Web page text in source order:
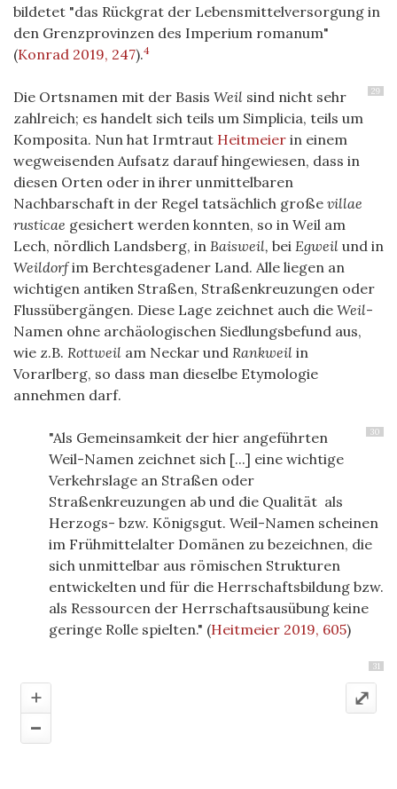
bildetet "das Rückgrat der Lebensmittelversorgung in
den Grenzprovinzen des Imperium romanum"
(Konrad 2019, 247).4
29
Die Ortsnamen mit der Basis Weil sind nicht sehr
zahlreich; es handelt sich teils um Simplicia, teils um
Komposita. Nun hat Irmtraut Heitmeier in einem
wegweisenden Aufsatz darauf hingewiesen, dass in
diesen Orten oder in ihrer unmittelbaren
Nachbarschaft in der Regel tatsächlich große villae
rusticae gesichert werden konnten, so in Weil am
Lech, nördlich Landsberg, in Baisweil, bei Egweil und in
Weildorfim Berchtesgadener Land. Alle liegen an
wichtigen antiken Straßen, Straßenkreuzungen oder
Flussübergängen. Diese Lage zeichnet auch die Weil-
Namen ohne archäologischen Siedlungsbefund aus,
wie z.B. Rottweil am Neckar und Rankweil in
Vorarlberg, so dass man dieselbe Etymologie
annehmen darf.
30
"Als Gemeinsamkeit der hier angeführten
Weil-Namen zeichnet sich [...] eine wichtige
Verkehrslage an Straßen oder
Straßenkreuzungen ab und die Qualität als
Herzogs- bzw. Königsgut. Weil-Namen scheinen
im Frühmittelalter Domänen zu bezeichnen, die
sich unmittelbar aus römischen Strukturen
entwickelten und für die Herrschaftsbildung bzw.
als Ressourcen der Herrschaftsausübung keine
geringe Rolle spielten." (Heitmeier 2019, 605)
31
+
–
⤢